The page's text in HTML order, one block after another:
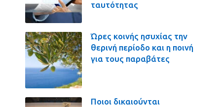
ταυτότητας
Ώρες κοινής ησυχίας την
θερινή περίοδο και η ποινή
για τους παραβάτες
Ποιοι δικαιούνται